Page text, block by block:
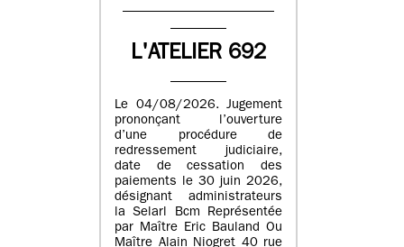
L'ATELIER 692
Le 04/08/2026. Jugement
prononçant l’ouverture
d’une procédure de
redressement judiciaire,
date de cessation des
paiements le 30 juin 2026,
désignant administrateurs
la Selarl Bcm Représentée
par Maître Eric Bauland Ou
Maître Alain Niogret 40 rue